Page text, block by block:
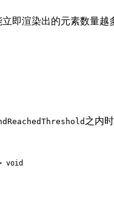
即渲染出的元素数量
之内
void